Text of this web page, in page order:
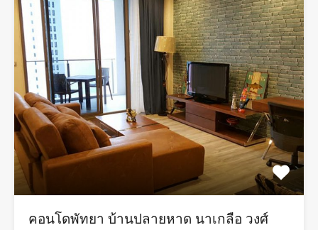
คอนโดพัทยา​ บ้านปลายหาด​ นาเกลือ​ วงศ์​